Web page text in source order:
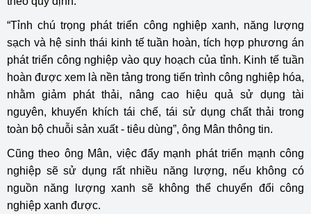
“Tỉnh chú trọng phát triển công nghiệp xanh, năng lượng
sạch và hệ sinh thái kinh tế tuần hoàn, tích hợp phương án
phát triển công nghiệp vào quy hoạch của tỉnh. Kinh tế tuần
hoàn được xem là nền tảng trong tiến trình công nghiệp hóa,
nhằm giảm phát thải, nâng cao hiệu quả sử dụng tài
nguyên, khuyến khích tái chế, tái sử dụng chất thải trong
toàn bộ chuỗi sản xuất - tiêu dùng”, ông Mân thông tin.
Cũng theo ông Mân, việc đẩy mạnh phát triển mạnh công
nghiệp sẽ sử dụng rất nhiều năng lượng, nếu không có
nguồn năng lượng xanh sẽ không thể chuyển đổi công
nghiệp xanh được.